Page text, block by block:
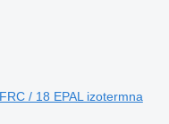
/ 18 EPAL izotermna